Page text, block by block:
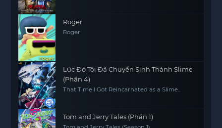
Roger
Roger
Lúc Đó Tôi Đã Chuyển Sinh Thành Slime
(Phần 4)
That Time I Got Reincarnated as a Slime
Tom and Jerry Tales (Phần 1)